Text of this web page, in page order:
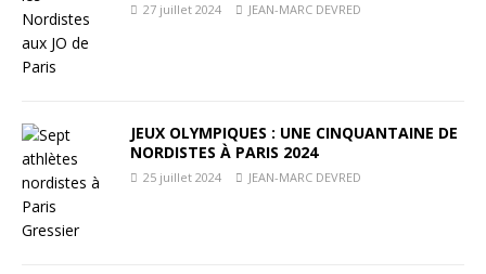
27 juillet 2024 JEAN-MARC DEVRED
JEUX OLYMPIQUES : UNE CINQUANTAINE DE
NORDISTES À PARIS 2024
25 juillet 2024 JEAN-MARC DEVRED